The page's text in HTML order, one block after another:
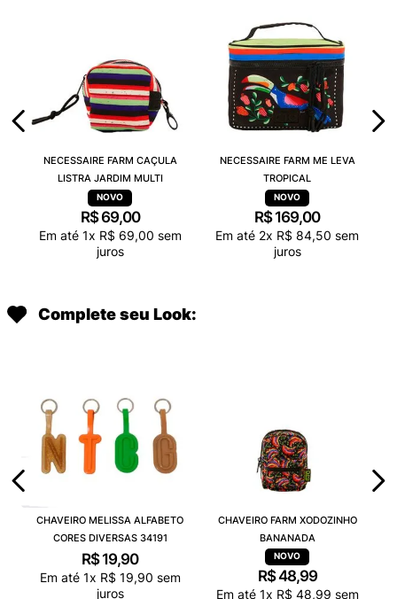
NECESSAIRE FARM CAÇULA
LISTRA JARDIM MULTI
R$ 69,00
Em até 1x R$ 69,00 sem
juros
NECESSAIRE FARM ME LEVA
TROPICAL
R$ 169,00
Em até 2x R$ 84,50 sem
juros
Complete seu Look:
CHAVEIRO MELISSA ALFABETO
CORES DIVERSAS 34191
R$ 19,90
Em até 1x R$ 19,90 sem
juros
CHAVEIRO FARM XODOZINHO
BANANADA
R$48,99
Em até 1x R$ 48,99 sem